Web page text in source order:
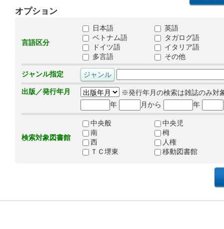
オプション
言語区分
日本語
英語
ベトナム語
タガログ語
ドイツ語
イタリア語
多言語
その他
ジャンル指定
出版／発行年月
※発行年月の検索は雑誌のみ対
年
月から 年
検索対象図書館
中央般
中央児
南
栂
西
人権
ＴＣ堺東
移動図書館